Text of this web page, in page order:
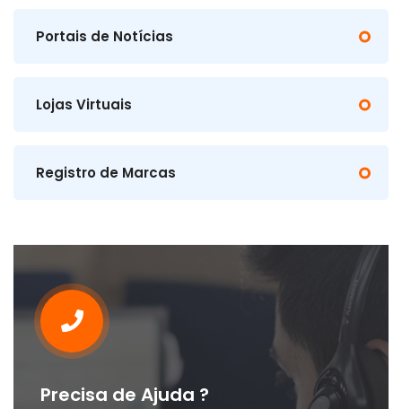
Portais de Notícias
Lojas Virtuais
Registro de Marcas
Precisa de Ajuda ?